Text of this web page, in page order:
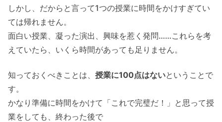
しかし、だからと言って1つの授業に時間をかけすぎてい
ては帰れません。
面白い授業、凝った演出、興味を惹く発問……これらを考
えていたら、いくら時間があっても足りません。
知っておくべきことは、 授業に100点はないということで
す。
かなり準備に時間をかけて「これで完璧だ！」と思って授
業をしても、終わった後で